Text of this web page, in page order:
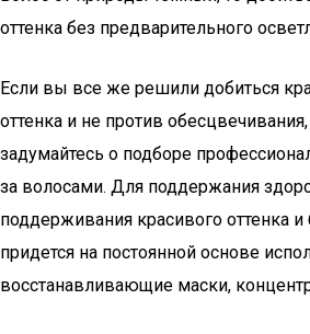
оттенка без предварительного
Если вы все же решили добиться
оттенка и не против
задумайтесь о подборе
за волосами. Для поддержания
поддерживания красивого оттенка и
придется на постоянной основе
восстанавливающие маски,